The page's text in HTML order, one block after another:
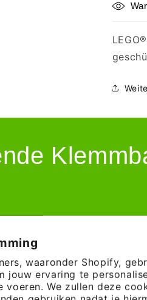
waaronder Shopify,
jouw ervaring te
voeren. We zullen deze